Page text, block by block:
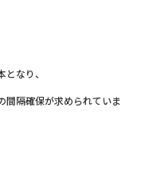
なり、
間隔確保が求められていま